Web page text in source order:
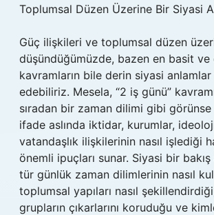
Toplumsal Düzen Üzerine Bir Siyasi
Güç ilişkileri ve toplumsal düzen
düşündüğümüzde, bazen en basit ve
kavramların bile derin siyasi anlamlar
edebiliriz. Mesela, “2 iş günü”
sıradan bir zaman dilimi gibi
ifade aslında iktidar, kurumlar,
vatandaşlık ilişkilerinin nasıl işlediği
önemli ipuçları sunar. Siyasi bir bakış
tür günlük zaman dilimlerinin nasıl
toplumsal yapıları nasıl
grupların çıkarlarını koruduğu ve